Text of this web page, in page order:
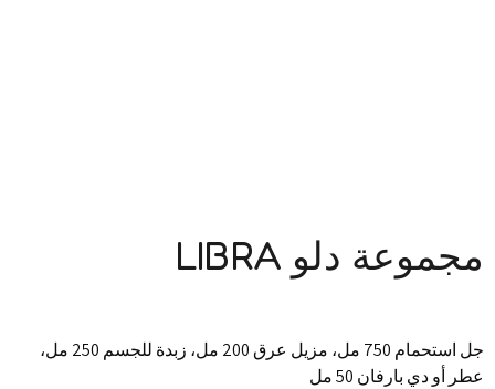
مجموعة دلو LIBRA
جل استحمام 750 مل، مزيل عرق 200 مل، زبدة للجسم 250 مل،
عطر أو دي بارفان 50 مل